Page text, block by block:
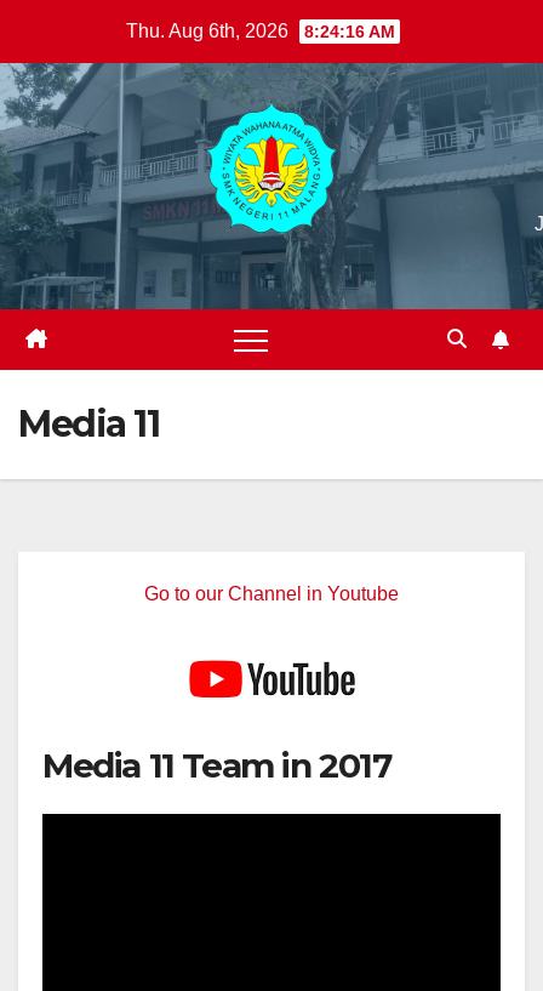
content
Thu. Aug 6th, 2026 8:24:17 AM
Media 11
Go to our Channel in Youtube
Media 11 Team in 2017